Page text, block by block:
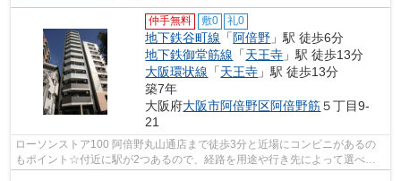
仲手無料 敷0 礼0
地下鉄谷町線 「 阿倍野 」駅 徒歩6分
地下鉄御堂筋線 「天王寺 」駅 徒歩13分
大阪環状線 「天王寺 」駅 徒歩13分
築7年
大阪府大阪市阿倍野区阿倍野筋５丁目9-
21
ローソンストア100 阿倍野丸山通店まで徒歩3分と近場にコンビニがあるの
もポイント☆付近に駅が2つあるので、経路を用途や行き先によって選べる